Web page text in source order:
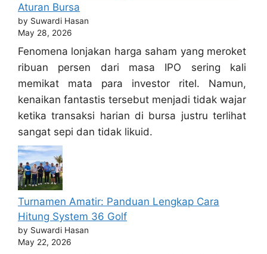
Aturan Bursa
by Suwardi Hasan
May 28, 2026
Fenomena lonjakan harga saham yang meroket
ribuan persen dari masa IPO sering kali
memikat mata para investor ritel. Namun,
kenaikan fantastis tersebut menjadi tidak wajar
ketika transaksi harian di bursa justru terlihat
sangat sepi dan tidak likuid.
Turnamen Amatir: Panduan Lengkap Cara
Hitung System 36 Golf
by Suwardi Hasan
May 22, 2026